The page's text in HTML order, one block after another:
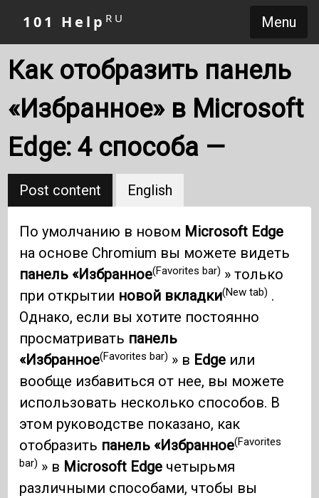
Menu
101 Help RU
Как отобразить панель
«Избранное» в Microsoft
Edge: 4 способа —
Post content English
По умолчанию в новом Microsoft Edge
на основе Chromium вы можете видеть
панель «Избранное(Favorites bar) » только
при открытии новой вкладки(New tab) .
Однако, если вы хотите постоянно
просматривать панель
«Избранное(Favorites bar) » в Edge или
вообще избавиться от нее, вы можете
использовать несколько способов. В
этом руководстве показано, как
отобразить панель «Избранное(Favorites
bar) » в Microsoft Edge четырьмя
различными способами, чтобы вы